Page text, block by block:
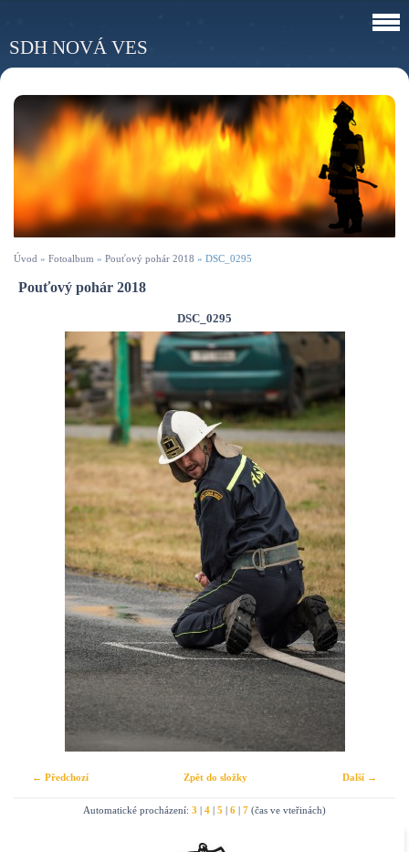
SDH NOVÁ VES
Úvod » Fotoalbum » Pouťový pohár 2018 » DSC_0295
Pouťový pohár 2018
DSC_0295
← Předchozí Další →
Zpět do složky
Automatické procházení: 3 | 4 | 5 | 6 | 7 (čas ve vteřinách)